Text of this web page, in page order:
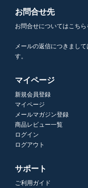
お問合せ先
お問合せについてはこちら
メールの返信につきまし
す。
マイページ
新規会員登録
マイページ
メールマガジン登録
商品レビュー一覧
ログイン
ログアウト
サポート
ご利用ガイド